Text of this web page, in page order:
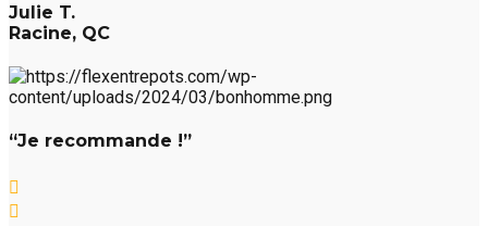
Julie T.
Racine, QC
“Je recommande !”